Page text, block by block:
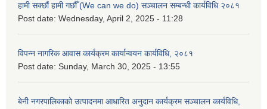
हामी सक्छौं हामी गछौँ (We can we do) सञ्चालन सम्बन्धी कार्यविधि २०८१
Post date: Wednesday, April 2, 2025 - 11:28
विपन्न नागरिक आवास कार्यक्रम कार्यान्वयन कार्यविधि, २०८१
Post date: Sunday, March 30, 2025 - 13:55
बेनी नगरपालिकाको उत्पादनमा आधारित अनुदान कार्यक्रम सञ्‍चालन कार्यविधि,